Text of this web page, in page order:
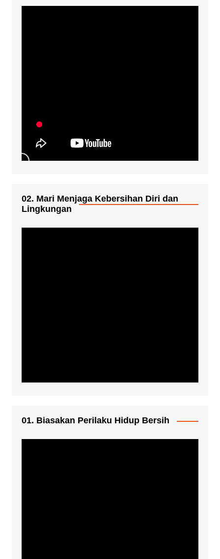
02. Mari Menjaga Kebersihan Diri dan
Lingkungan
01. Biasakan Perilaku Hidup Bersih